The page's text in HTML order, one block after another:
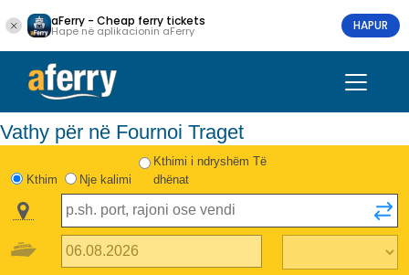
aFerry - Cheap ferry tickets
Hape në aplikacionin aFerry HAPUR
Vathy për në Fournoi Traget
Kthim Nje kalimi
Kthimi i ndryshëm Të
dhënat